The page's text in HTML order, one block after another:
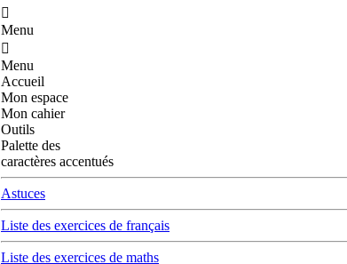

Menu

Menu
Accueil
Mon espace
Mon cahier
Outils
Palette des
caractères accentués
Astuces
Liste des exercices de français
Liste des exercices de maths